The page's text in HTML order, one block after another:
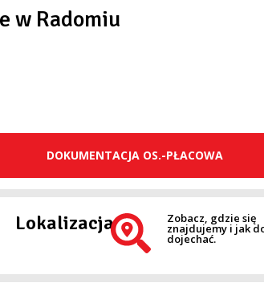
w Radomiu
DOKUMENTACJA OS.-PŁACOWA
Lokalizacja Zobacz, gdzie się
znajdujemy i jak
dojechać.